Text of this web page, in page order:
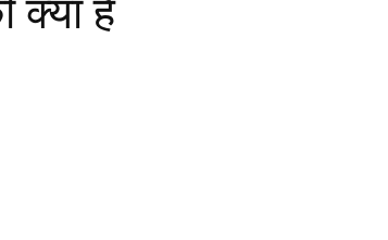
क्या है